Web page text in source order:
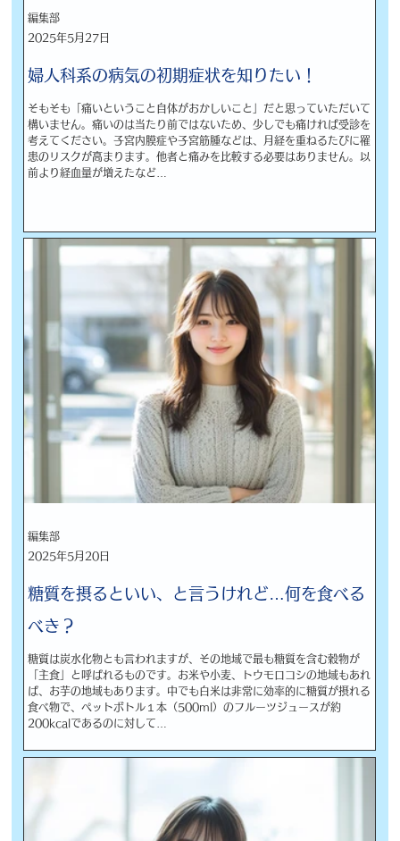
婦人科系の病気の初期症状を知りたい！
そもそも「痛いということ自体がおかしいこと」だと思っていただいて
構いません。痛いのは当たり前ではないため、少しでも痛ければ受診を
考えてください。子宮内膜症や子宮筋腫などは、月経を重ねるたびに罹
患のリスクが高まります。他者と痛みを比較する必要はありません。以
前より経血量が増えたなど…
編集部
2025年5月27日
糖質を摂るといい、と言うけれど…何を食べる
べき？
糖質は炭水化物とも言われますが、その地域で最も糖質を含む穀物が
「主食」と呼ばれるものです。お米や小麦、トウモロコシの地域もあれ
ば、お芋の地域もあります。中でも白米は非常に効率的に糖質が摂れる
食べ物で、ペットボトル１本（500ml）のフルーツジュースが約
200kcalであるのに対して…
編集部
2025年5月20日